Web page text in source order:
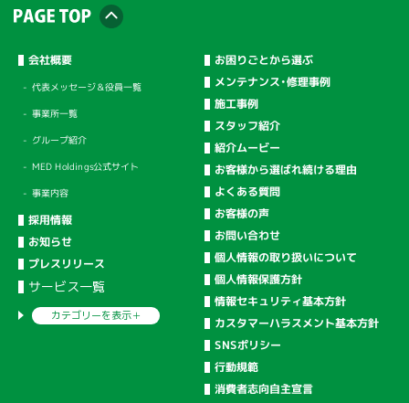
会社概要
代表メッセージ＆役員一覧
事業所一覧
グループ紹介
MED Holdings公式サイト
事業内容
採用情報
お知らせ
プレスリリース
サービス一覧
カテゴリーを表示＋
お困りごとから選ぶ
メンテナンス・修理事例
施工事例
スタッフ紹介
紹介ムービー
お客様から選ばれ続ける理由
よくある質問
お客様の声
お問い合わせ
個人情報の取り扱いについて
個人情報保護方針
情報セキュリティ基本方針
カスタマーハラスメント基本方針
SNSポリシー
行動規範
消費者志向自主宣言